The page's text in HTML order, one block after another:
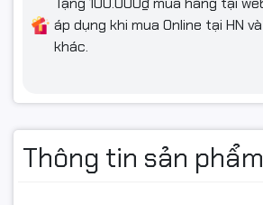
áp dụng khi mua Online tại HN
khác.
Thông tin sản phẩm